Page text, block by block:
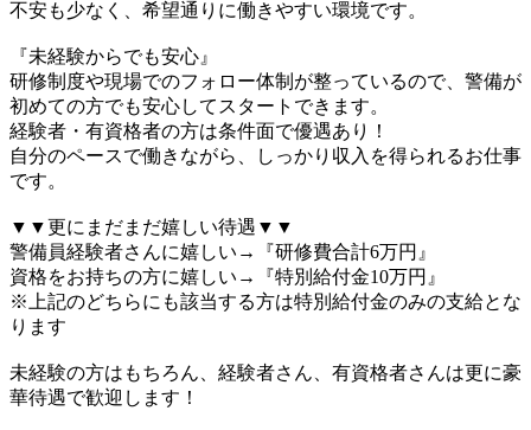
不安も少なく、希望通りに働きやすい環境です。
『未経験からでも安心』
研修制度や現場でのフォロー体制が整っているので、警備が
初めての方でも安心してスタートできます。
経験者・有資格者の方は条件面で優遇あり！
自分のペースで働きながら、しっかり収入を得られるお仕事
です。
▼▼更にまだまだ嬉しい待遇▼▼
警備員経験者さんに嬉しい→『研修費合計6万円』
資格をお持ちの方に嬉しい→『特別給付金10万円』
※上記のどちらにも該当する方は特別給付金のみの支給とな
ります
未経験の方はもちろん、経験者さん、有資格者さんは更に豪
華待遇で歓迎します！